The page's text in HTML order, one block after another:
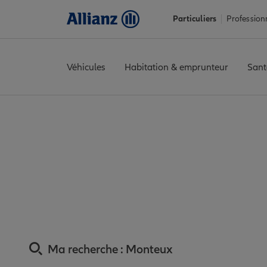
Particuliers
Véhicules Habitation & emprunteur
Ma recherche : Monteux